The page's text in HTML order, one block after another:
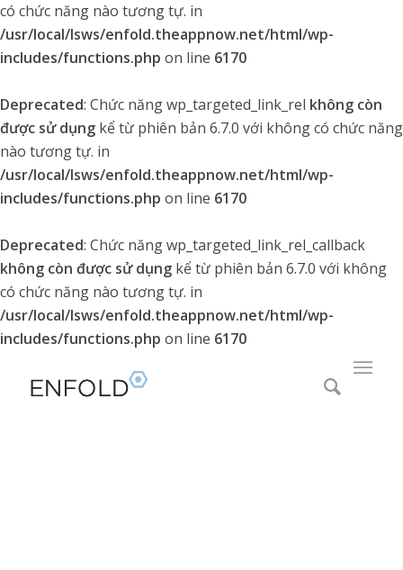
có chức năng nào tương tự. in
/usr/local/lsws/enfold.theappnow.net/html/wp-
includes/functions.php on line 6170
Deprecated: Chức năng wp_targeted_link_rel không còn
được sử dụng kể từ phiên bản 6.7.0 với không có chức năng
nào tương tự. in
/usr/local/lsws/enfold.theappnow.net/html/wp-
includes/functions.php on line 6170
Deprecated: Chức năng wp_targeted_link_rel_callback
không còn được sử dụng kể từ phiên bản 6.7.0 với không
có chức năng nào tương tự. in
/usr/local/lsws/enfold.theappnow.net/html/wp-
includes/functions.php on line 6170